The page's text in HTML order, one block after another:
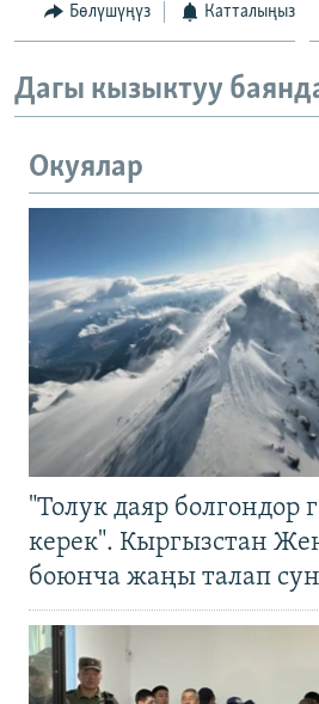
Бөлүшүңүз Катталыңыз
Дагы кызыктуу
Окуялар
"Толук даяр
керек". Кыргызстан
боюнча жаңы талап